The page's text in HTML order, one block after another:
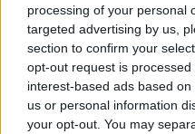
processing of your personal
targeted advertising by us,
section to confirm your
opt-out request is
interest-based ads based
us or personal information
your opt-out. You may
non deve mai
l'unione del
mancate. Oggi
questo. E' una
ci dà trepunti in un